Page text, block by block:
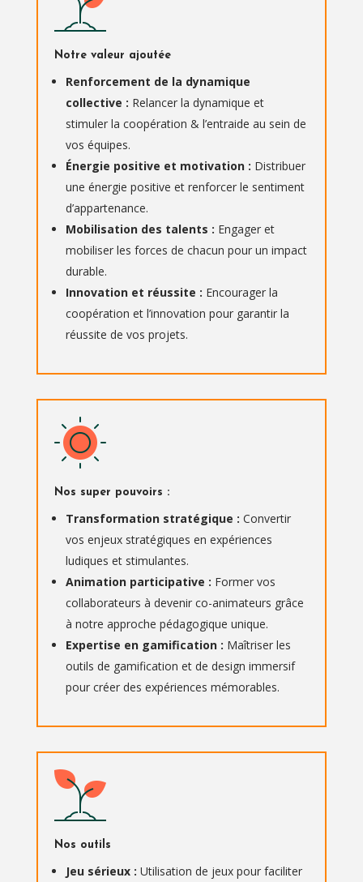
Notre valeur ajoutée
Renforcement de la dynamique
collective : Relancer la dynamique et
stimuler la coopération & l’entraide au sein de
vos équipes.
Énergie positive et motivation : Distribuer
une énergie positive et renforcer le sentiment
d’appartenance.
Mobilisation des talents : Engager et
mobiliser les forces de chacun pour un impact
durable.
Innovation et réussite : Encourager la
coopération et l’innovation pour garantir la
réussite de vos projets.
Nos super pouvoirs :
Transformation stratégique : Convertir
vos enjeux stratégiques en expériences
ludiques et stimulantes.
Animation participative : Former vos
collaborateurs à devenir co-animateurs grâce
à notre approche pédagogique unique.
Expertise en gamification : Maîtriser les
outils de gamification et de design immersif
pour créer des expériences mémorables.
Nos outils
Jeu sérieux : Utilisation de jeux pour faciliter